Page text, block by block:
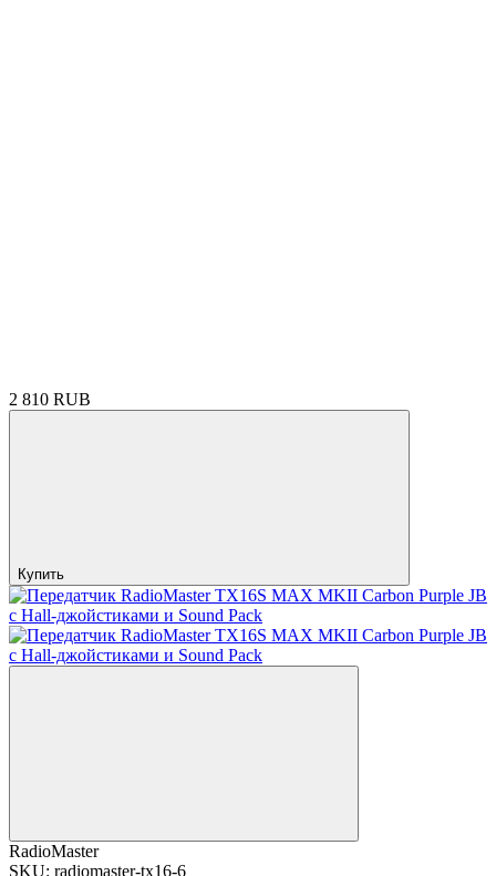
2 810 RUB
Купить
RadioMaster
SKU: radiomaster-tx16-6